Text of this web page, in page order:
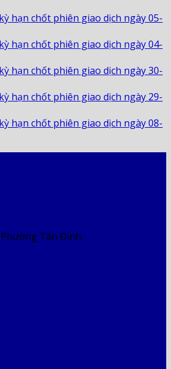
hạn chốt phiên giao dịch ngày 05-
hạn chốt phiên giao dịch ngày 04-
hạn chốt phiên giao dịch ngày 30-
hạn chốt phiên giao dịch ngày 29-
hạn chốt phiên giao dịch ngày 08-
Tân Định,